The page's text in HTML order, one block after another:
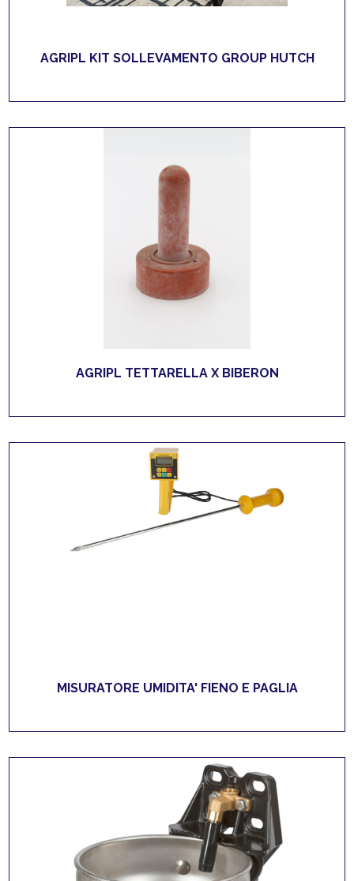
AGRIPL KIT SOLLEVAMENTO GROUP HUTCH
AGRIPL TETTARELLA X BIBERON
MISURATORE UMIDITA' FIENO E PAGLIA